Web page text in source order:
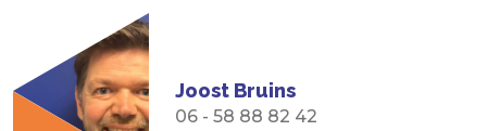
Joost Bruins
06 - 58 88 82 42